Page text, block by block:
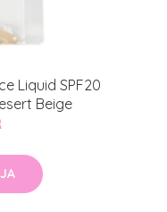
Liquid SPF20
Beige